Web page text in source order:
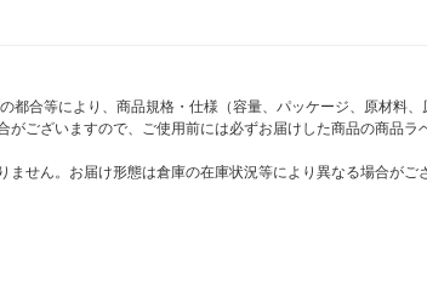
合等により、商品規格・仕様（容量、パッケージ、原材料、
ございますので、ご使用前には必ずお届けした商品の商品ラ
せん。お届け形態は倉庫の在庫状況等により異なる場合がご